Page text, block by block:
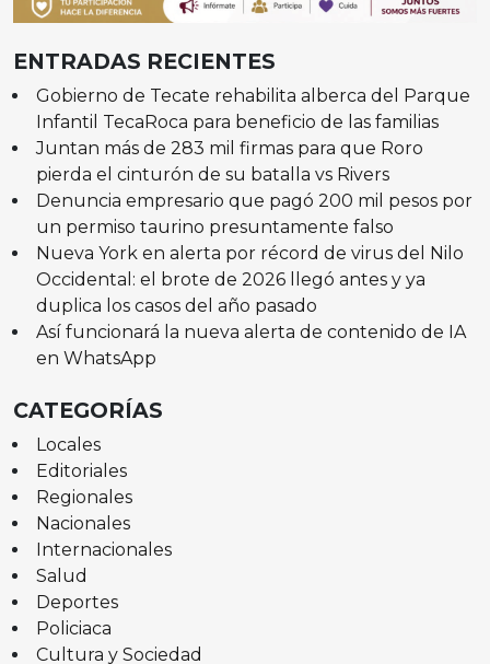
ENTRADAS RECIENTES
Gobierno de Tecate rehabilita alberca del Parque
Infantil TecaRoca para beneficio de las familias
Juntan más de 283 mil firmas para que Roro
pierda el cinturón de su batalla vs Rivers
Denuncia empresario que pagó 200 mil pesos por
un permiso taurino presuntamente falso
Nueva York en alerta por récord de virus del Nilo
Occidental: el brote de 2026 llegó antes y ya
duplica los casos del año pasado
Así funcionará la nueva alerta de contenido de IA
en WhatsApp
CATEGORÍAS
Locales
Editoriales
Regionales
Nacionales
Internacionales
Salud
Deportes
Policiaca
Cultura y Sociedad